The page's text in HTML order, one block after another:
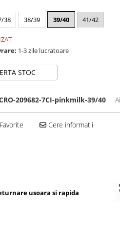
38 38/39 39/40 41/42
1-3 zile lucratoare
STOC
209682-7CI-pinkmilk-39/40
Cere informatii
usoara si rapida